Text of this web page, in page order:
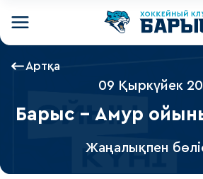
Артқа
09 Қыркүйек
Барыс – Амур
Жаңалықпен